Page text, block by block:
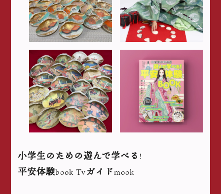
小学生のための遊んで学べる !
平安体験book Tvガイドmook